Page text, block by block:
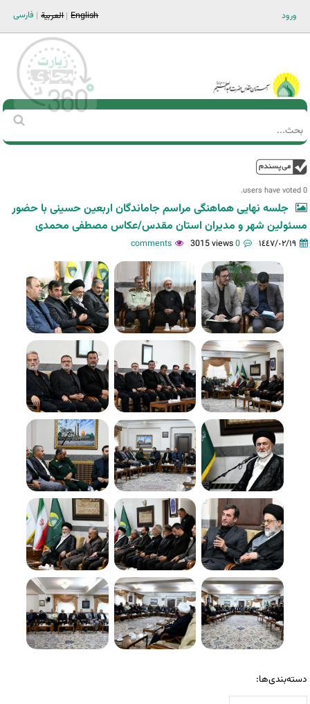
ورود فارسی العربية English
Main men-AR
استمارة
‏
0 users have voted.
جلسه نهایی هماهنگی مراسم جاماندگان اربعین حسینی با حضور
مسئولین شهر و مدیران استان مقدس/عکاس مصطفی محمدی
١٤٤٧/٠٢/١٩ 0 comments
3015 views
دسته‌بندی‌ها: